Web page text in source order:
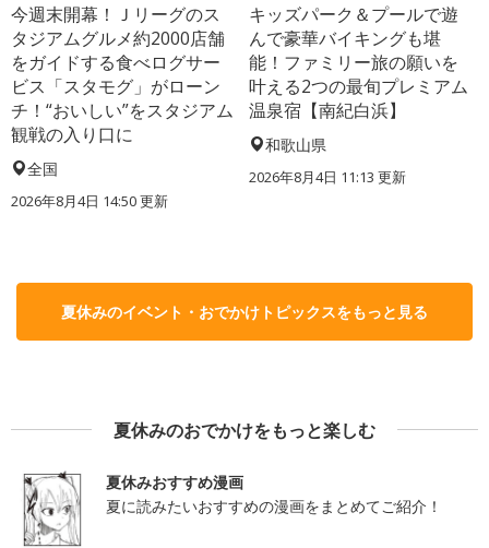
今週末開幕！Ｊリーグのス
タジアムグルメ約2000店舗
をガイドする食べログサー
ビス「スタモグ」がローン
チ！“おいしい”をスタジアム
観戦の入り口に
全国
2026年8月4日 14:50更新
キッズパーク＆プールで遊
んで豪華バイキングも堪
能！ファミリー旅の願いを
叶える2つの最旬プレミアム
温泉宿【南紀白浜】
和歌山県
2026年8月4日 11:13 更新
夏休みのイベント・おでかけトピックスをもっと見る
夏休みのおでかけをもっと楽しむ
夏休みおすすめ漫画
夏に読みたいおすすめの漫画をまとめてご紹介！